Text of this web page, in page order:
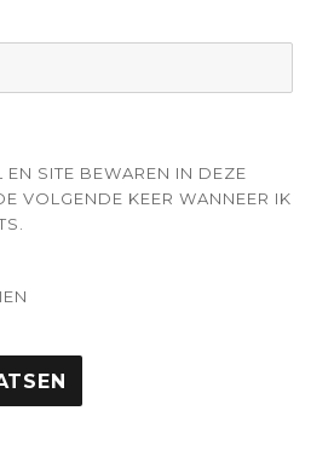
SITE BEWAREN IN DEZE
VOLGENDE KEER WANNEER IK